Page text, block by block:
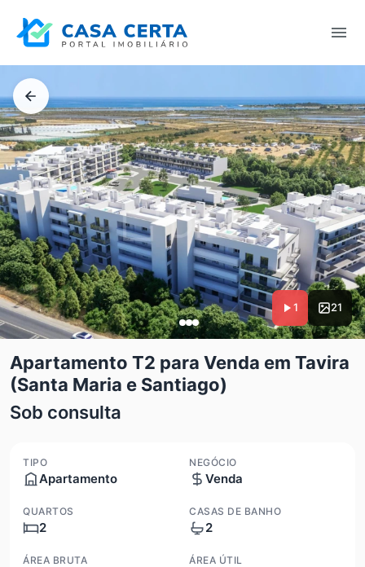
1 21
Apartamento T2 para Venda em Tavira
(Santa Maria e Santiago)
Sob consulta
TIPO
Apartamento
NEGÓCIO
Venda
QUARTOS
2
CASAS DE BANHO
2
ÁREA BRUTA ÁREA ÚTIL